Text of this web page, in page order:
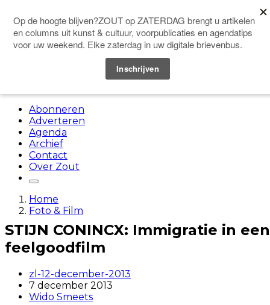
Doneer
Abonneren
Adverteren
Agenda
Archief
Contact
Over Zout
Home
Foto & Film
STIJN CONINCX: Immigratie in een
feelgoodfilm
zl-12-december-2013
7 december 2013
Wido Smeets